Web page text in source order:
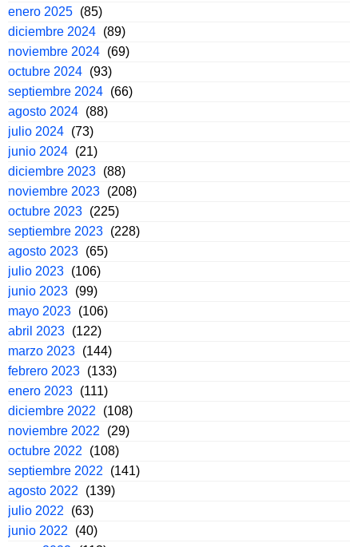
enero 2025 (85)
diciembre 2024 (89)
noviembre 2024 (69)
octubre 2024 (93)
septiembre 2024 (66)
agosto 2024 (88)
julio 2024 (73)
junio 2024 (21)
diciembre 2023 (88)
noviembre 2023 (208)
octubre 2023 (225)
septiembre 2023 (228)
agosto 2023 (65)
julio 2023 (106)
junio 2023 (99)
mayo 2023 (106)
abril 2023 (122)
marzo 2023 (144)
febrero 2023 (133)
enero 2023 (111)
diciembre 2022
(108)
noviembre 2022
(29)
octubre 2022
(108)
septiembre 2022
(141)
agosto 2022
(139)
julio 2022
(63)
junio 2022
(40)